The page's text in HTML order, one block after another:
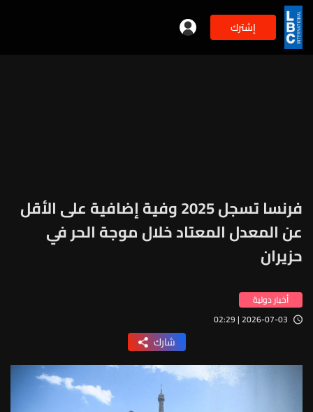
إشترك
فرنسا تسجل 2025 وفية إضافية على الأقل
عن المعدل المعتاد خلال موجة الحر في
حزيران​
أخبار دولية
2026-07-03 | 02:29
شارك